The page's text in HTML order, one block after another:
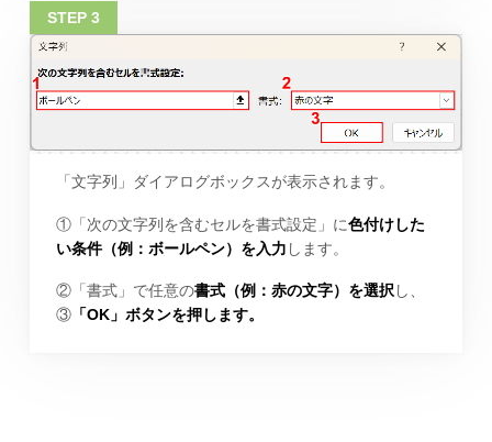
「文字列」ダイアログボックスが表示されます。
①「次の文字列を含むセルを書式設定」に色付けした
い条件（例：ボールペン）を入力 します。
②「書式」で任意の書式（例：赤の文字）を選択し、
③「OK」ボタンを押します。